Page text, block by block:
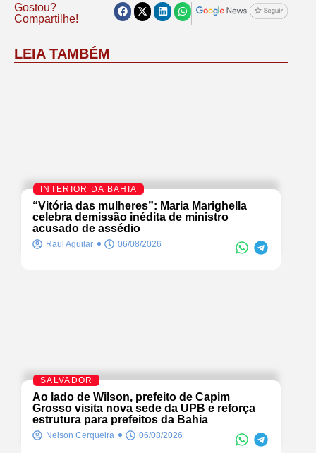
Gostou?
Compartilhe!
LEIA TAMBÉM
INTERIOR DA BAHIA
“Vitória das mulheres”: Maria Marighella
celebra demissão inédita de ministro
acusado de assédio
Raul Aguilar 06/08/2026
SALVADOR
Ao lado de Wilson, prefeito de Capim
Grosso visita nova sede da UPB e reforça
estrutura para prefeitos da Bahia
Neison Cerqueira 06/08/2026